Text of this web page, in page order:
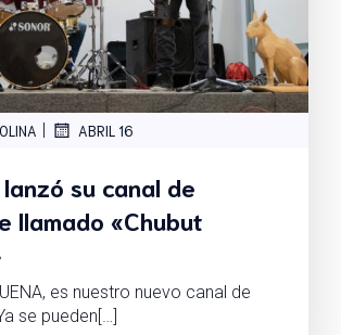
| ABRIL 16
su canal de
llamado «Chubut
es nuestro nuevo canal de
se pueden[…]